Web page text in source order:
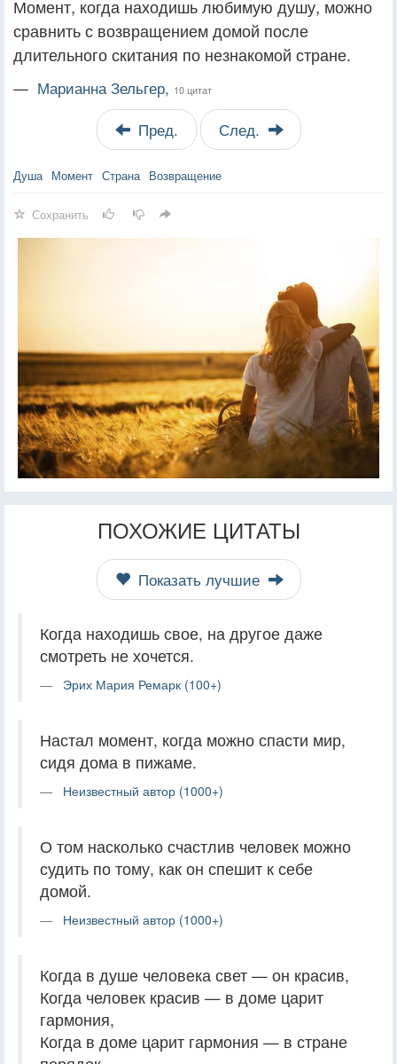
Момент, когда находишь любимую душу, можно
сравнить с возвращением домой после
длительного скитания по незнакомой стране.
— Марианна Зельгер, 10 цитат
Пред. След.
Душа Момент Страна Возвращение
Сохранить
ПОХОЖИЕ ЦИТАТЫ
Показать лучшие
Когда находишь свое, на другое даже
смотреть не хочется.
Эрих Мария Ремарк (100+)
Настал момент, когда можно спасти мир,
сидя дома в пижаме.
Неизвестный автор (1000+)
О том насколько счастлив человек можно
судить по тому, как он спешит к себе
домой.
Неизвестный автор (1000+)
Когда в душе человека свет — он красив,
Когда человек красив — в доме царит
гармония,
Когда в доме царит гармония — в стране